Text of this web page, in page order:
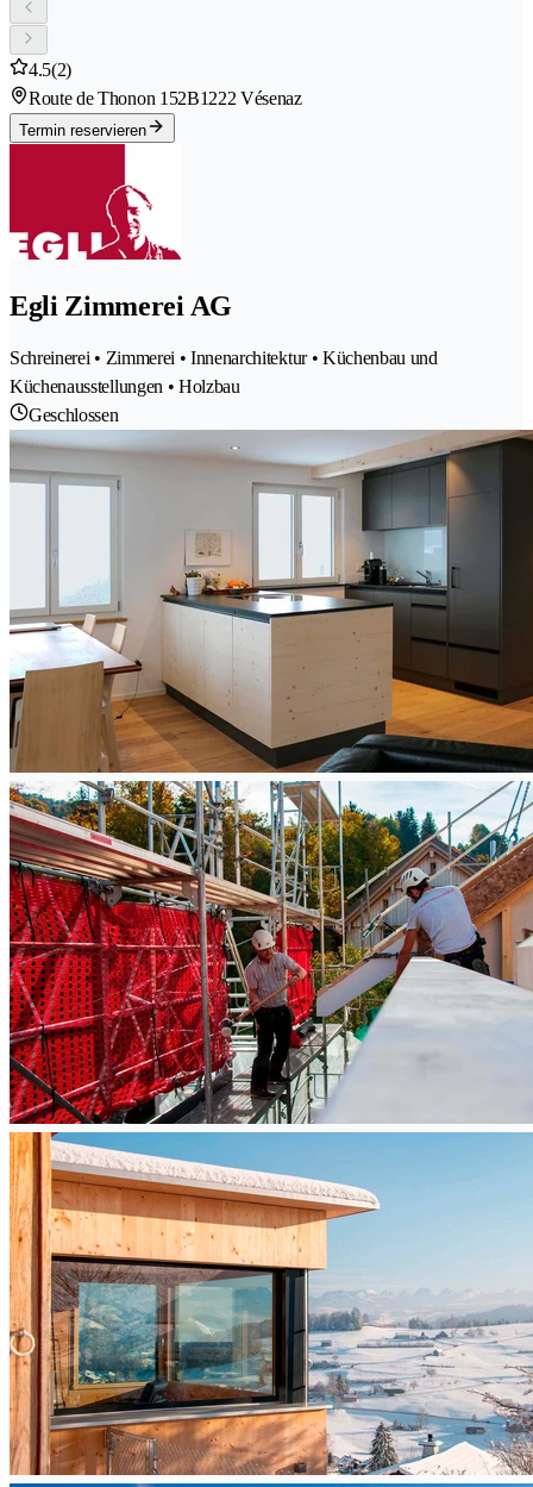
4.5(2)
Route de Thonon 152B1222 Vésenaz
Termin reservieren
Egli Zimmerei AG
Schreinerei • Zimmerei • Innenarchitektur • Küchenbau und
Küchenausstellungen • Holzbau
Geschlossen